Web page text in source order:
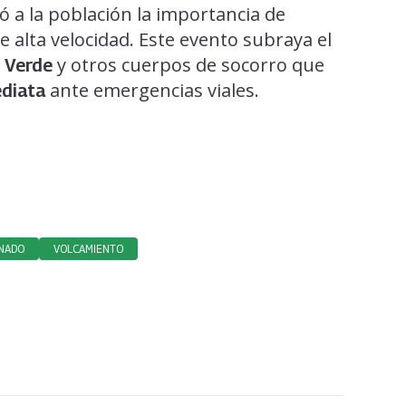
a la población la importancia de
alta velocidad. Este evento subraya el
Verde y otros cuerpos de socorro que
ante emergencias viales.
VOLCAMIENTO